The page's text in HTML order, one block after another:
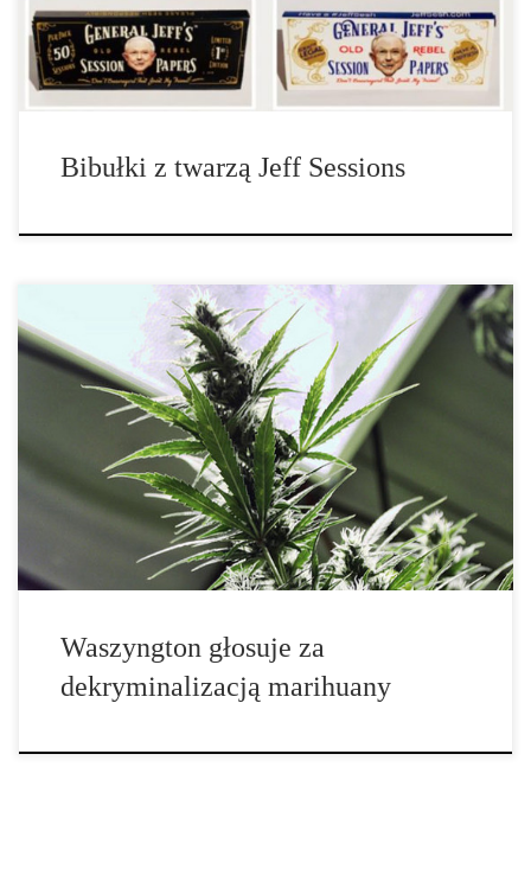
jesteśmy przestępcami, ćpunami, ani idiotami. Każdy z nas to taki
zwykły Jeff […]
Bibułki z twarzą Jeff Sessions
Palenie marihuany nie będzie już przestępstwem w stolicy Stanów
Zjednoczonych. Projekt ustawy, którą burmistrz Vincent Gray
zobowiązał się podpisać, zastępuje karę za posiadanie marihuany
grzywną cywilną w wysokości 25 dolarów. „Niesamowite
marnotrawstwo zasobów rządowych idzie w kierunku
kryminalizacji marihuany,” powiedział członek Rady Tommy
Wells, główny sponsor ustawy. „I tworzy to więcej szkody niż
pożytku publicznego.” Ustawa motywowana jest badaniami, które
Waszyngton głosuje za
dekryminalizacją marihuany